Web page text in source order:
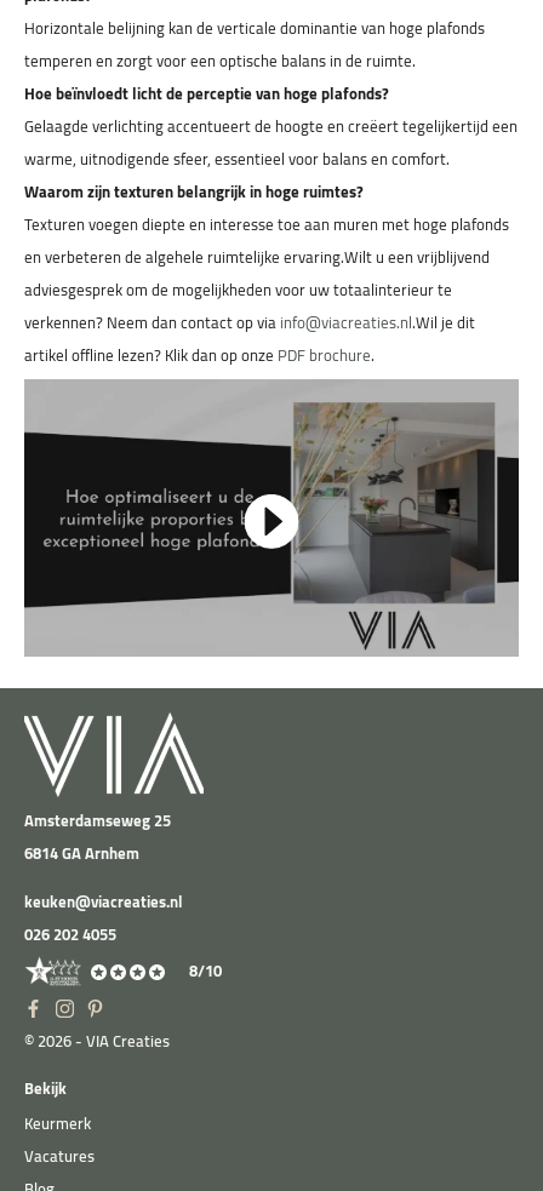
Horizontale belijning kan de verticale dominantie van hoge plafonds
temperen en zorgt voor een optische balans in de ruimte.
Hoe beïnvloedt licht de perceptie van hoge plafonds?
Gelaagde verlichting accentueert de hoogte en creëert tegelijkertijd een
warme, uitnodigende sfeer, essentieel voor balans en comfort.
Waarom zijn texturen belangrijk in hoge ruimtes?
Texturen voegen diepte en interesse toe aan muren met hoge plafonds
en verbeteren de algehele ruimtelijke ervaring.Wilt u een vrijblijvend
adviesgesprek om de mogelijkheden voor uw totaalinterieur te
verkennen? Neem dan contact op viainfo@viacreaties.nl.Wil je dit
artikel offline lezen? Klik dan op onze PDF brochure.
Amsterdamseweg 25
6814 GA Arnhem
keuken@viacreaties.nl
026 202 4055
8/10
© 2026 - VIA Creaties
Bekijk
Keurmerk
Vacatures